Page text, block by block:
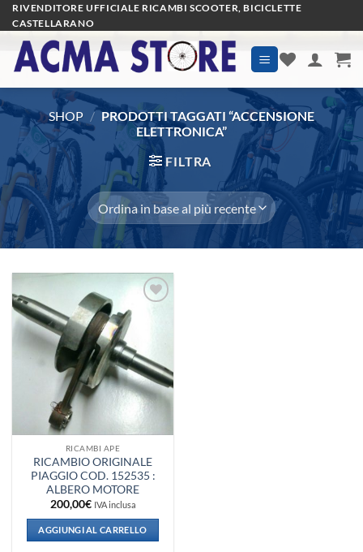
Salta
ai
contenuti
RIVENDITORE UFFICIALE RICAMBI SCOOTER, BICICLETTE
CASTELLARANO
SHOP / PRODOTTI TAGGATI “ACCENSIONE
ELETTRONICA”
FILTRA
Aggiungi
alla lista
desideri
RICAMBI APE
RICAMBIO ORIGINALE
PIAGGIO COD. 152535 :
ALBERO MOTORE
200,00€ IVA inclusa
AGGIUNGI AL CARRELLO